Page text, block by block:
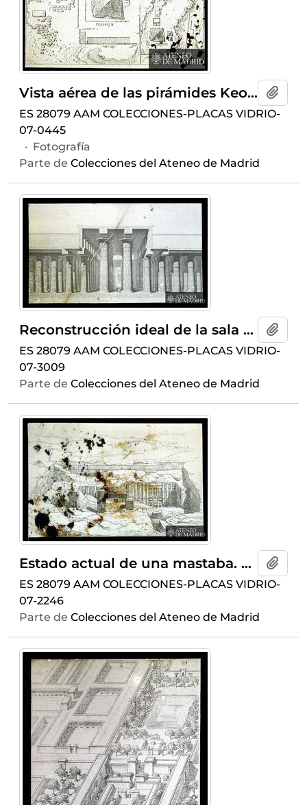
Vista aérea de las pirámides Keops, Kefrén y Micerino,y de La Esfinge
ES 28079 AAM COLECCIONES-PLACAS VIDRIO-
07-0445
· Fotografía
Parte de Colecciones del Ateneo de Madrid
Reconstrucción ideal de la sala hipóstila del templo de Karnak
ES 28079 AAM COLECCIONES-PLACAS VIDRIO-
07-3009
Parte de Colecciones del Ateneo de Madrid
Estado actual de una mastaba. La tumba de Sabon . (Dibujo de ¿Bomgoin?)
ES 28079 AAM COLECCIONES-PLACAS VIDRIO-
07-2246
Parte de Colecciones del Ateneo de Madrid